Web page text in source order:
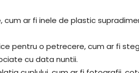
cum ar fi inele de plastic
pentru o petrecere, cum ar fi
cu data nuntii.